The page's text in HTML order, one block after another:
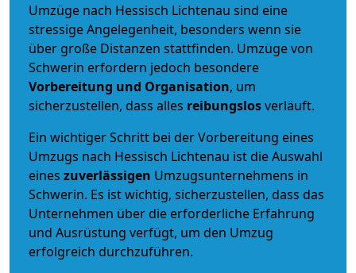
Umzüge nach Hessisch Lichtenau sind eine
stressige Angelegenheit, besonders wenn sie
über große Distanzen stattfinden. Umzüge von
Schwerin erfordern jedoch besondere
Vorbereitung und Organisation, um
sicherzustellen, dass alles reibungslosverläuft.
Ein wichtiger Schritt bei der Vorbereitung eines
Umzugs nach Hessisch Lichtenau ist die Auswahl
eines zuverlässigen Umzugsunternehmens in
Schwerin. Es ist wichtig, sicherzustellen, dass das
Unternehmen über die erforderliche Erfahrung
und Ausrüstung verfügt, um den Umzug
erfolgreich durchzuführen.